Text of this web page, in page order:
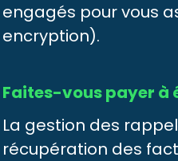
engagés pour vous
encryption).
Faites-vous payer à
La gestion des
récupération des